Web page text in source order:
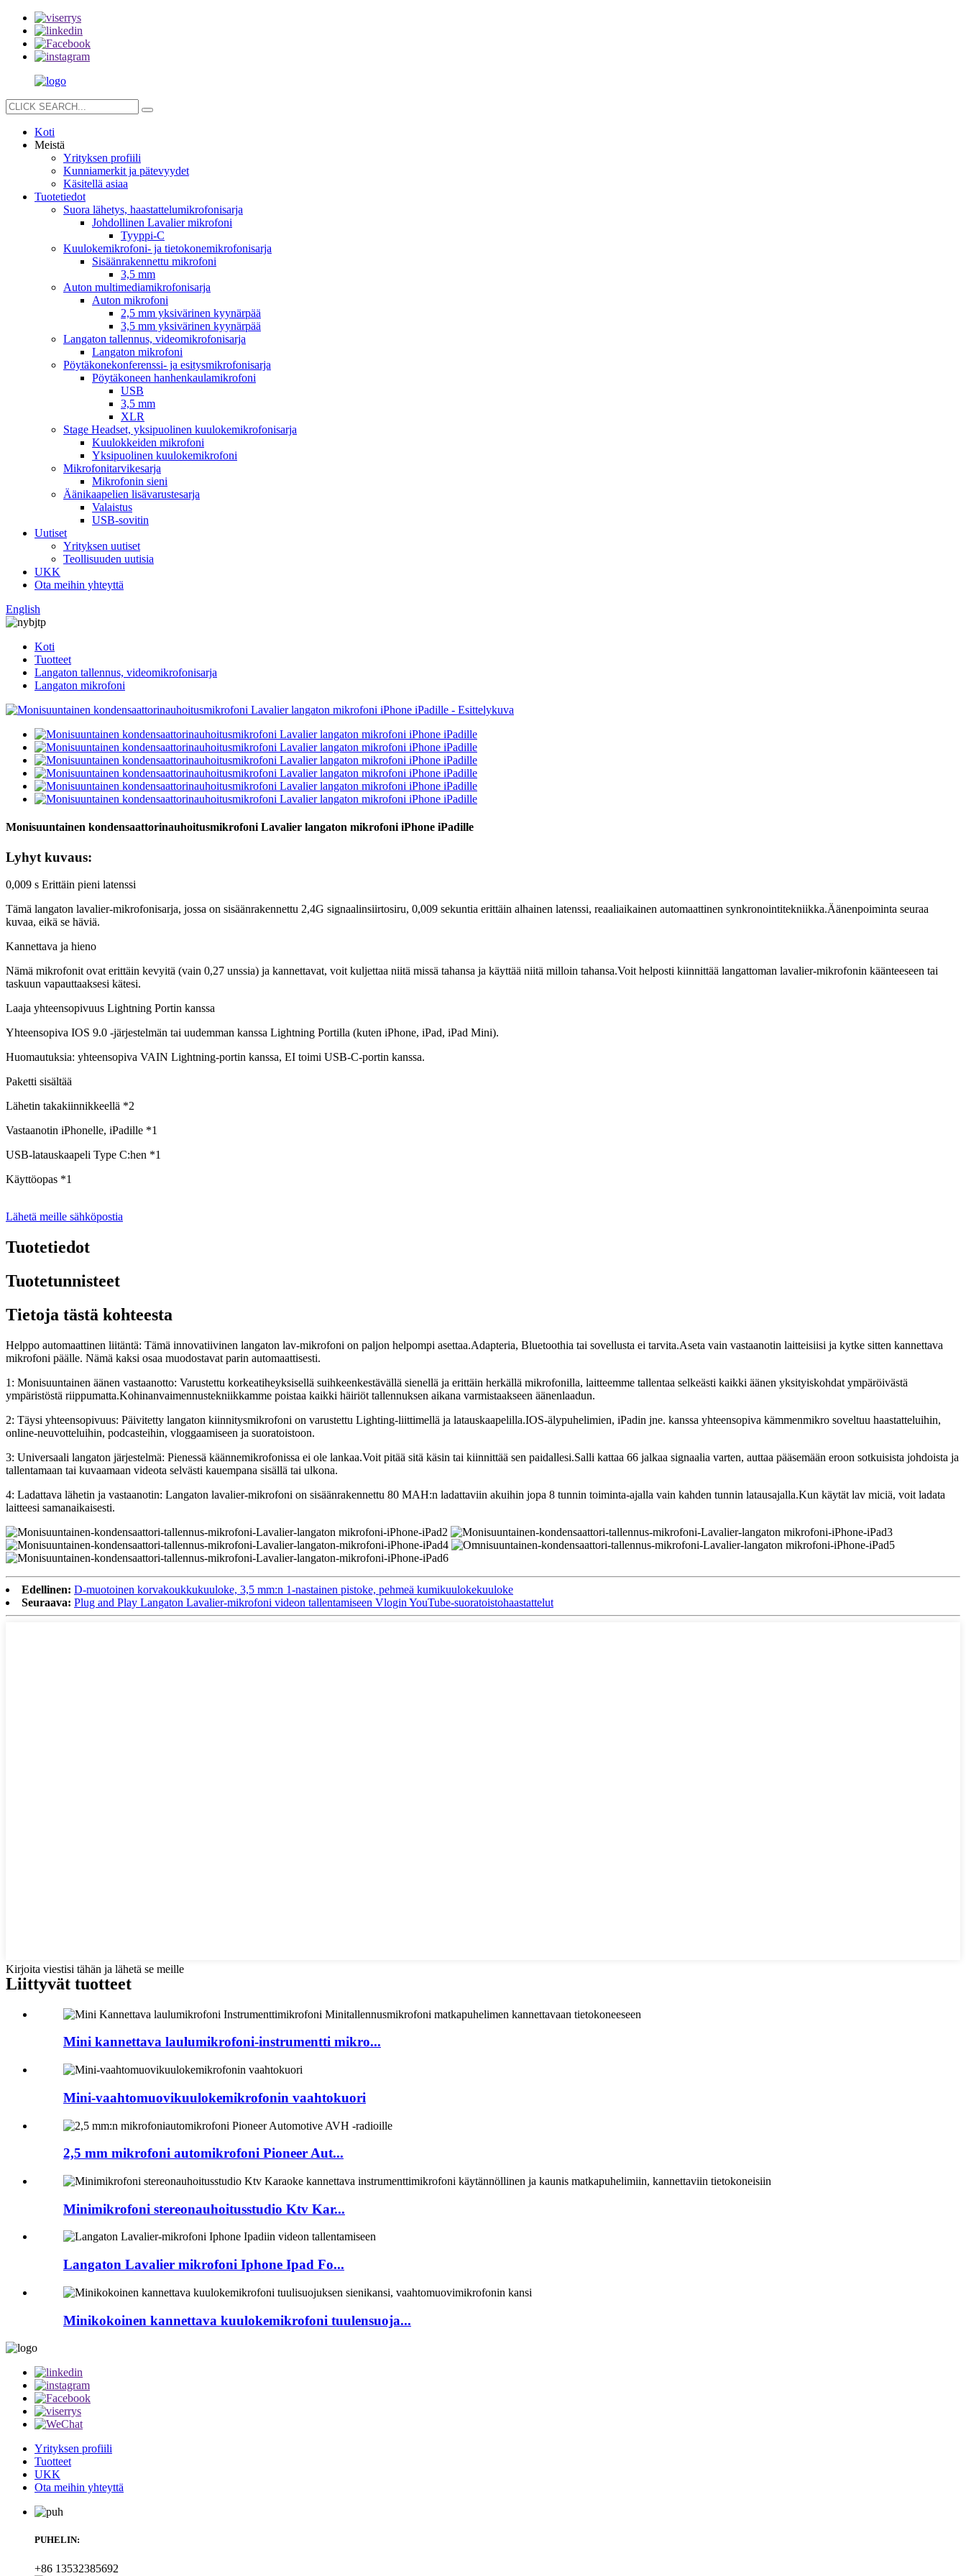
Koti
Meistä
Yrityksen profiili
Kunniamerkit ja pätevyydet
Käsitellä asiaa
Tuotetiedot
Suora lähetys, haastattelumikrofonisarja
Johdollinen Lavalier mikrofoni
Tyyppi-C
Kuulokemikrofoni- ja tietokonemikrofonisarja
Sisäänrakennettu mikrofoni
3,5 mm
Auton multimediamikrofonisarja
Auton mikrofoni
2,5 mm yksivärinen kyynärpää
3,5 mm yksivärinen kyynärpää
Langaton tallennus, videomikrofonisarja
Langaton mikrofoni
Pöytäkonekonferenssi- ja esitysmikrofonisarja
Pöytäkoneen hanhenkaulamikrofoni
USB
3,5 mm
XLR
Stage Headset, yksipuolinen kuulokemikrofonisarja
Kuulokkeiden mikrofoni
Yksipuolinen kuulokemikrofoni
Mikrofonitarvikesarja
Mikrofonin sieni
Äänikaapelien lisävarustesarja
Valaistus
USB-sovitin
Uutiset
Yrityksen uutiset
Teollisuuden uutisia
UKK
Ota meihin yhteyttä
English
Koti
Tuotteet
Langaton tallennus, videomikrofonisarja
Langaton mikrofoni
Monisuuntainen kondensaattorinauhoitusmikrofoni Lavalier langaton mikrofoni iPhone iPadille
Lyhyt kuvaus:
0,009 s Erittäin pieni latenssi
Tämä langaton lavalier-mikrofonisarja, jossa on sisäänrakennettu 2,4G signaalinsiirtosiru, 0,009 sekuntia erittäin alhainen latenssi, reaaliaikainen automaattinen synkronointitekniikka.Äänenpoiminta seuraa
kuvaa, eikä se häviä.
Kannettava ja hieno
Nämä mikrofonit ovat erittäin kevyitä (vain 0,27 unssia) ja kannettavat, voit kuljettaa niitä missä tahansa ja käyttää niitä milloin tahansa.Voit helposti kiinnittää langattoman lavalier-mikrofonin käänteeseen tai
taskuun vapauttaaksesi kätesi.
Laaja yhteensopivuus Lightning Portin kanssa
Yhteensopiva IOS 9.0 -järjestelmän tai uudemman kanssa Lightning Portilla (kuten iPhone, iPad, iPad Mini).
Huomautuksia: yhteensopiva VAIN Lightning-portin kanssa, EI toimi USB-C-portin kanssa.
Paketti sisältää
Lähetin takakiinnikkeellä *2
Vastaanotin iPhonelle, iPadille *1
USB-latauskaapeli Type C:hen *1
Käyttöopas *1
Lähetä meille sähköpostia
Tuotetiedot
Tuotetunnisteet
Tietoja tästä kohteesta
Helppo automaattinen liitäntä: Tämä innovatiivinen langaton lav-mikrofoni on paljon helpompi asettaa.Adapteria, Bluetoothia tai sovellusta ei tarvita.Aseta vain vastaanotin laitteisiisi ja kytke sitten kannettava
mikrofoni päälle. Nämä kaksi osaa muodostavat parin automaattisesti.
1: Monisuuntainen äänen vastaanotto: Varustettu korkeatiheyksisellä suihkeenkestävällä sienellä ja erittäin herkällä mikrofonilla, laitteemme tallentaa selkeästi kaikki äänen yksityiskohdat ympäröivästä
ympäristöstä riippumatta.Kohinanvaimennustekniikkamme poistaa kaikki häiriöt tallennuksen aikana varmistaakseen äänenlaadun.
2: Täysi yhteensopivuus: Päivitetty langaton kiinnitysmikrofoni on varustettu Lighting-liittimellä ja latauskaapelilla.IOS-älypuhelimien, iPadin jne. kanssa yhteensopiva kämmenmikro soveltuu haastatteluihin,
online-neuvotteluihin, podcasteihin, vloggaamiseen ja suoratoistoon.
3: Universaali langaton järjestelmä: Pienessä käännemikrofonissa ei ole lankaa.Voit pitää sitä käsin tai kiinnittää sen paidallesi.Salli kattaa 66 jalkaa signaalia varten, auttaa pääsemään eroon sotkuisista johdoista ja
tallentamaan tai kuvaamaan videota selvästi kauempana sisällä tai ulkona.
4: Ladattava lähetin ja vastaanotin: Langaton lavalier-mikrofoni on sisäänrakennettu 80 MAH:n ladattaviin akuihin jopa 8 tunnin toiminta-ajalla vain kahden tunnin latausajalla.Kun käytät lav miciä, voit ladata
laitteesi samanaikaisesti.
Edellinen: D-muotoinen korvakoukkukuuloke, 3,5 mm:n 1-nastainen pistoke, pehmeä kumikuulokekuuloke
Seuraava: Plug and Play Langaton Lavalier-mikrofoni videon tallentamiseen Vlogin YouTube-suoratoistohaastattelut
Kirjoita viestisi tähän ja lähetä se meille
Liittyvät tuotteet
Mini kannettava laulumikrofoni-instrumentti mikro...
Mini-vaahtomuovikuulokemikrofonin vaahtokuori
2,5 mm mikrofoni automikrofoni Pioneer Aut...
Minimikrofoni stereonauhoitusstudio Ktv Kar...
Langaton Lavalier mikrofoni Iphone Ipad Fo...
Minikokoinen kannettava kuulokemikrofoni tuulensuoja...
Yrityksen profiili
Tuotteet
UKK
Ota meihin yhteyttä
PUHELIN:
+86 13532385692